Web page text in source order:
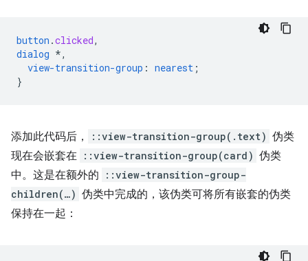
button .clicked,
dialog *,
view-transition-group : nearest ;
}
添加此代码后， ::view-transition-group(.text) 伪类
现在会嵌套在 ::view-transition-group(card) 伪类
中。这是在额外的
::view-transition-group-
children(…) 伪类中完成的，该伪类可将所有嵌套的伪类
保持在一起：